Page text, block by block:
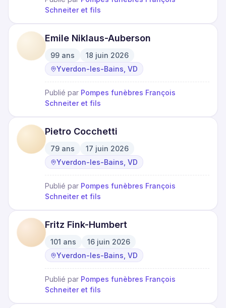
Schneiter et fils
Emile Niklaus-Auberson
99 ans
·
18 juin 2026
· Yverdon-les-Bains, VD
Publié par Pompes funèbres François
Schneiter et fils
Pietro Cocchetti
79 ans
·
17 juin 2026
· Yverdon-les-Bains, VD
Publié par Pompes funèbres François
Schneiter et fils
Fritz Fink-Humbert
101 ans
·
16 juin 2026
· Yverdon-les-Bains, VD
Publié par Pompes funèbres François
Schneiter et fils